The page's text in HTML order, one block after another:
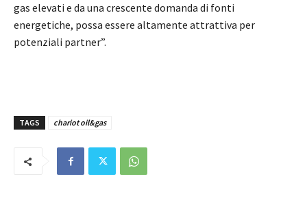
gas elevati e da una crescente domanda di fonti
energetiche, possa essere altamente attrattiva per
potenziali partner”.
TAGS chariot oil&gas